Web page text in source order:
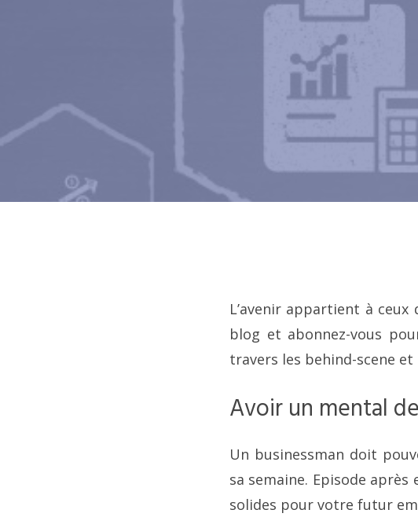
L’avenir appartient à
blog et abonnez-vous
travers les behind-scene et
Avoir un mental
Un businessman doit
sa semaine. Episode
solides pour votre futur